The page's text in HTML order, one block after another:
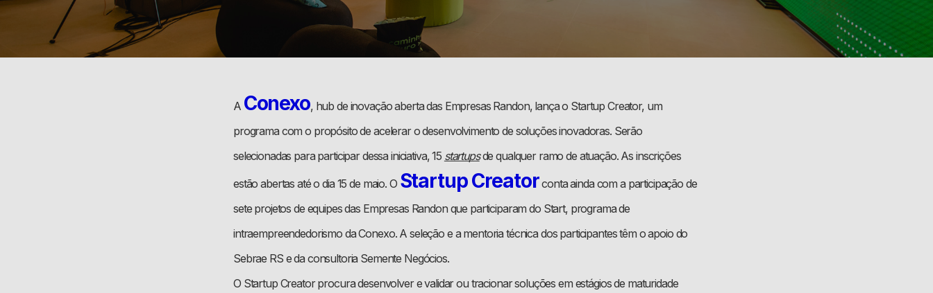
A Conexo, hub de inovação aberta das Empresas Randon, lança o Startup Creator, um
programa com o propósito de acelerar o desenvolvimento de soluções inovadoras. Serão
selecionadas para participar dessa iniciativa, 15 startupsde qualquer ramo de atuação. As inscrições
estão abertas até o dia 15 de maio. O Startup Creatorconta ainda com a participação de
sete projetos de equipes das Empresas Randon que participaram do Start, programa de
intraempreendedorismo da Conexo. A seleção e a mentoria técnica dos participantes têm o apoio do
Sebrae RS e da consultoria Semente Negócios.
O Startup Creator procura desenvolver e validar ou tracionar soluções em estágios de maturidade